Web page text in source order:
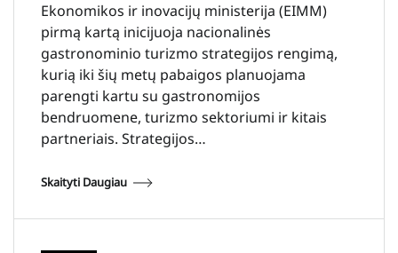
Ekonomikos ir inovacijų ministerija (EIMM)
pirmą kartą inicijuoja nacionalinės
gastronominio turizmo strategijos rengimą,
kurią iki šių metų pabaigos planuojama
parengti kartu su gastronomijos
bendruomene, turizmo sektoriumi ir kitais
partneriais. Strategijos…
Skaityti Daugiau